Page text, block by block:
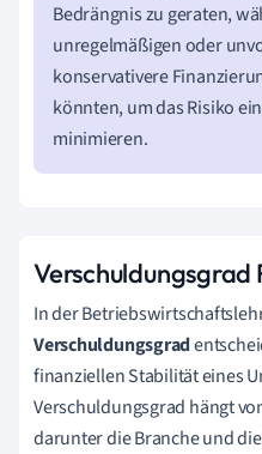
Bedrängnis zu geraten,
unregelmäßigen oder
konservativere
könnten, um das Risiko
minimieren.
In der
Verschuldungsgrad
finanziellen Stabilität eines
Verschuldungsgrad hängt
darunter die Branche und